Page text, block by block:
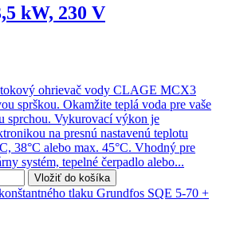
kW, 230 V
ohrievač vody CLAGE MCX3
sprškou. Okamžite teplá voda pre vaše
sprchou. Vykurovací výkon je
na presnú nastavenú teplotu
38°C alebo max. 45°C. Vhodný pre
systém, tepelné čerpadlo alebo...
Vložiť do košíka